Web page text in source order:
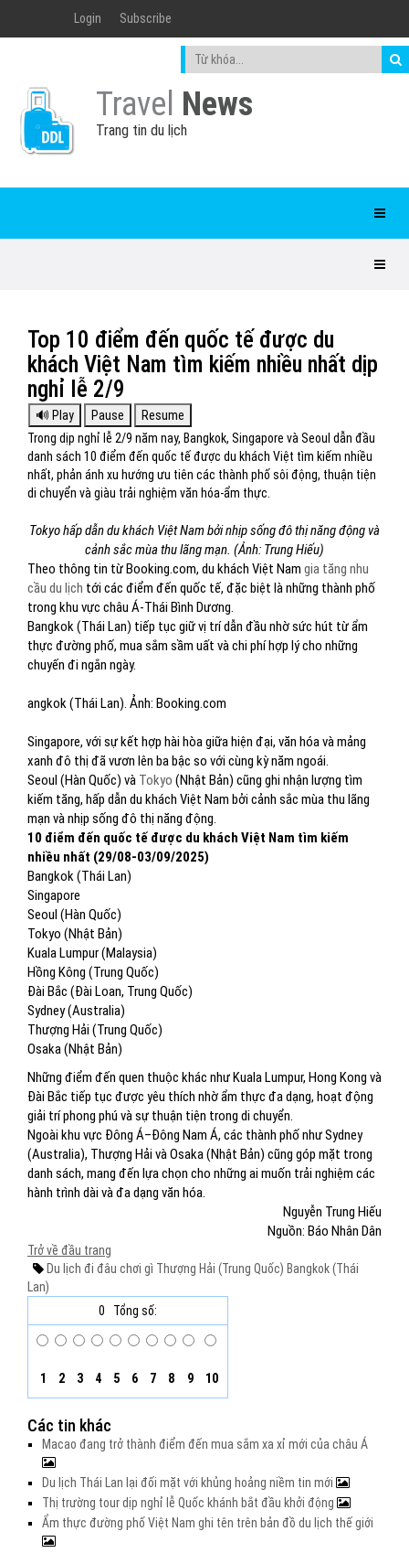
Login Subscribe
Travel News
Trang tin du lịch
Top 10 điểm đến quốc tế được du
khách Việt Nam tìm kiếm nhiều nhất dịp
nghỉ lễ 2/9
Trong dịp nghỉ lễ 2/9 năm nay, Bangkok, Singapore và Seoul dẫn đầu
danh sách 10 điểm đến quốc tế được du khách Việt tìm kiếm nhiều
nhất, phản ánh xu hướng ưu tiên các thành phố sôi động, thuận tiện
di chuyển và giàu trải nghiệm văn hóa-ẩm thực.
Tokyo hấp dẫn du khách Việt Nam bởi nhịp sống đô thị năng động và
cảnh sắc mùa thu lãng mạn. (Ảnh: Trung Hiếu)
Theo thông tin từ Booking.com, du khách Việt Nam gia tăng nhu
cầu du lịch tới các điểm đến quốc tế, đặc biệt là những thành phố
trong khu vực châu Á-Thái Bình Dương.
Bangkok (Thái Lan) tiếp tục giữ vị trí dẫn đầu nhờ sức hút từ ẩm
thực đường phố, mua sắm sầm uất và chi phí hợp lý cho những
chuyến đi ngắn ngày.
angkok (Thái Lan). Ảnh: Booking.com
Singapore, với sự kết hợp hài hòa giữa hiện đại, văn hóa và mảng
xanh đô thị đã vươn lên ba bậc so với cùng kỳ năm ngoái.
Seoul (Hàn Quốc) và Tokyo (Nhật Bản) cũng ghi nhận lượng tìm
kiếm tăng, hấp dẫn du khách Việt Nam bởi cảnh sắc mùa thu lãng
mạn và nhịp sống đô thị năng động.
10 điểm đến quốc tế được du khách Việt Nam tìm kiếm
nhiều nhất (29/08-03/09/2025)
Bangkok (Thái Lan)
Singapore
Seoul (Hàn Quốc)
Tokyo (Nhật Bản)
Kuala Lumpur (Malaysia)
Hồng Kông (Trung Quốc)
Đài Bắc (Đài Loan, Trung Quốc)
Sydney (Australia)
Thượng Hải (Trung Quốc)
Osaka (Nhật Bản)
Những điểm đến quen thuộc khác như Kuala Lumpur, Hong Kong và
Đài Bắc tiếp tục được yêu thích nhờ ẩm thực đa dạng, hoạt động
giải trí phong phú và sự thuận tiện trong di chuyển.
Ngoài khu vực Đông Á–Đông Nam Á, các thành phố như Sydney
(Australia), Thượng Hải và Osaka (Nhật Bản) cũng góp mặt trong
danh sách, mang đến lựa chọn cho những ai muốn trải nghiệm các
hành trình dài và đa dạng văn hóa.
Nguyễn Trung Hiếu
Nguồn: Báo Nhân Dân
Trở về đầu trang
Du lịch đi đâu chơi gì Thượng Hải (Trung Quốc) Bangkok (Thái
Lan)
0
Tổng số:
1 2 3 4 5 6 7 8 9 10
Các tin khác
Macao đang trở thành điểm đến mua sắm xa xỉ mới của châu Á
Du lịch Thái Lan lại đối mặt với khủng hoảng niềm tin mới
Thị trường tour dịp nghỉ lễ Quốc khánh bắt đầu khởi động
Ẩm thực đường phố Việt Nam ghi tên trên bản đồ du lịch thế giới